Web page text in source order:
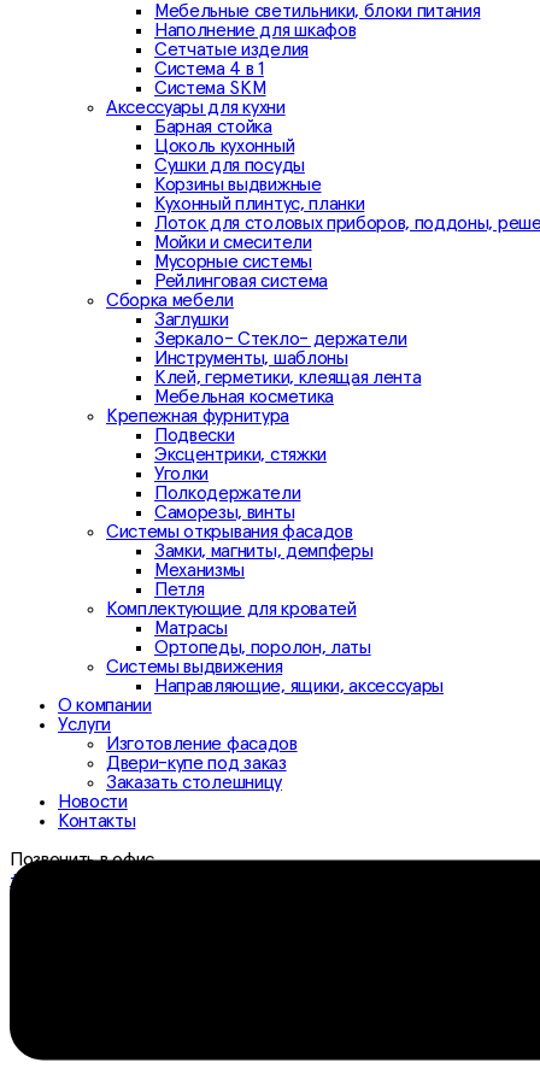
Мебельные светильники, блоки питания
Наполнение для шкафов
Сетчатые изделия
Система 4 в 1
Система SKM
Аксессуары для кухни
Барная стойка
Цоколь кухонный
Сушки для посуды
Корзины выдвижные
Кухонный плинтус, планки
Лоток для столовых приборов, поддоны,
Мойки и смесители
Мусорные системы
Рейлинговая система
Сборка мебели
Заглушки
Зеркало- Стекло- держатели
Инструменты, шаблоны
Клей, герметики, клеящая лента
Мебельная косметика
Крепежная фурнитура
Подвески
Эксцентрики, стяжки
Уголки
Полкодержатели
Саморезы, винты
Системы открывания фасадов
Замки, магниты, демпферы
Механизмы
Петля
Комплектующие для кроватей
Матрасы
Ортопеды, поролон, латы
Системы выдвижения
Направляющие, ящики, аксессуары
О компании
Услуги
Изготовление фасадов
Двери-купе под заказ
Заказать столешницу
Новости
Контакты
Позвонить в офис
+7 (3532) 307-333